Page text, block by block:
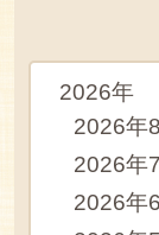
2026年
2026年
2026年
2026年